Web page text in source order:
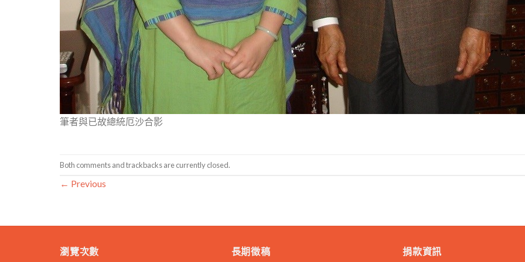
筆者與已故總統厄沙合影
Both comments and trackbacks are currently closed.
← Previous
瀏覽次數 長期徵稿 捐款資訊